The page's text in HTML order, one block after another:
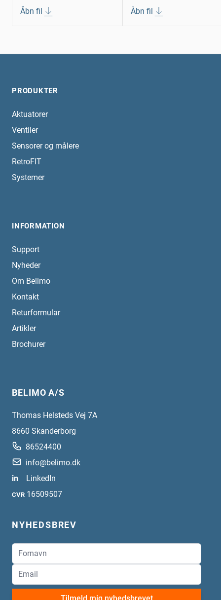
Åbn fil Åbn fil
PRODUKTER
Aktuatorer
Ventiler
Sensorer og målere
RetroFIT
Systemer
INFORMATION
Support
Nyheder
Om Belimo
Kontakt
Returformular
Artikler
Brochurer
BELIMO A/S
Thomas Helsteds Vej 7A
8660 Skanderborg
86524400
info@belimo.dk
in
LinkedIn
CVR 16509507
NYHEDSBREV